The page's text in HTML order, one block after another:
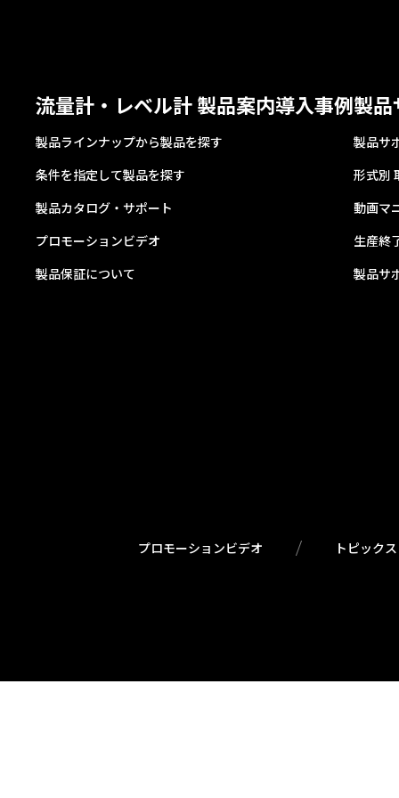
流量計・レベル計 製品案内
製品ラインナップから製品を探す
条件を指定して製品を探す
製品カタログ・サポート
プロモーションビデオ
製品保証について
導入事例製
製品サ
形式別
動画マ
生産終
製品サ
プロモーションビデオ トピックス